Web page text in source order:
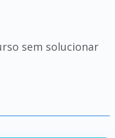
sem solucionar